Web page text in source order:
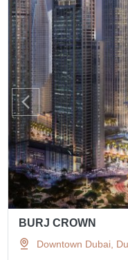
BURJ CROWN
Downtown Dubai,